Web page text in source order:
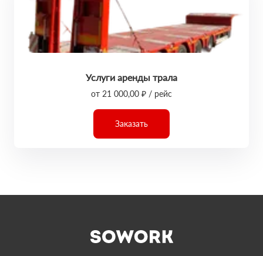
Услуги аренды трала
от 21 000,00 ₽ / рейс
Заказать